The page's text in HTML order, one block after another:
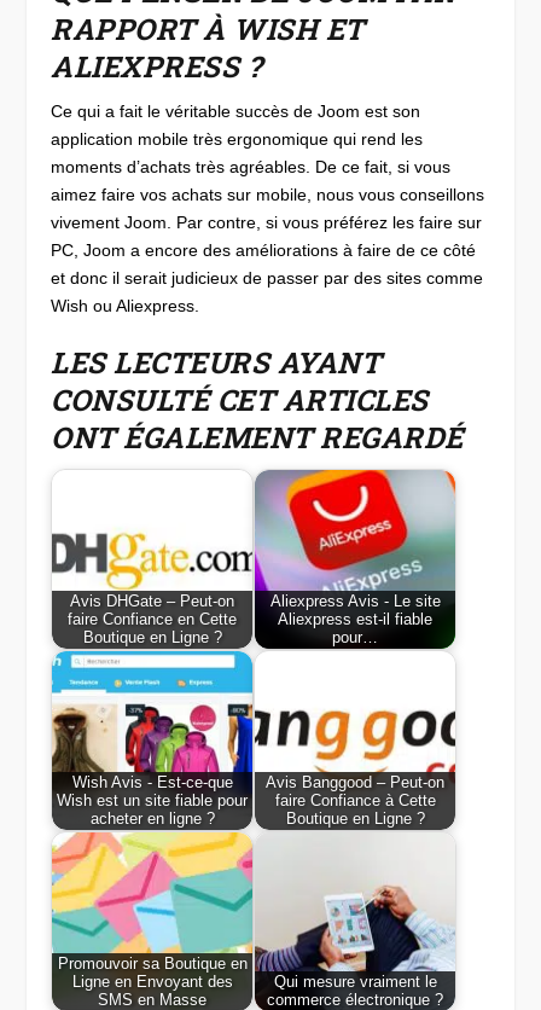
RAPPORT À WISH ET
ALIEXPRESS ?
Ce qui a fait le véritable succès de Joom est son
application mobile très ergonomique qui rend les
moments d’achats très agréables. De ce fait, si vous
aimez faire vos achats sur mobile, nous vous conseillons
vivement Joom. Par contre, si vous préférez les faire sur
PC, Joom a encore des améliorations à faire de ce côté
et donc il serait judicieux de passer par des sites comme
Wish ou Aliexpress.
LES LECTEURS AYANT
CONSULTÉ CET ARTICLES
ONT ÉGALEMENT REGARDÉ
Avis DHGate – Peut-on
faire Confiance en Cette
Boutique en Ligne ?
Aliexpress Avis - Le site
Aliexpress est-il fiable
pour…
Wish Avis - Est-ce-que
Wish est un site fiable pour
acheter en ligne ?
Avis Banggood – Peut-on
faire Confiance à Cette
Boutique en Ligne ?
Promouvoir sa Boutique en
Ligne en Envoyant des
SMS en Masse
Qui mesure vraiment le
commerce électronique ?